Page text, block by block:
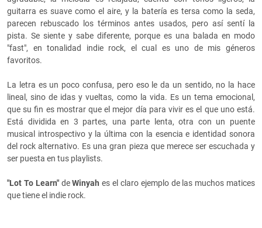
guitarra es suave como el aire, y la batería es tersa como la seda,
parecen rebuscado los términos antes usados, pero así sentí la
pista. Se siente y sabe diferente, porque es una balada en modo
"fast", en tonalidad indie rock, el cual es uno de mis géneros
favoritos.
La letra es un poco confusa, pero eso le da un sentido, no la hace
lineal, sino de idas y vueltas, como la vida. Es un tema emocional,
que su fin es mostrar que el mejor día para vivir es el que uno está.
Está dividida en 3 partes, una parte lenta, otra con un puente
musical introspectivo y la última con la esencia e identidad sonora
del rock alternativo. Es una gran pieza que merece ser escuchada y
ser puesta en tus playlists.
"Lot To Learn"deWinyahes el claro ejemplo de las muchos matices
que tiene el indie rock.